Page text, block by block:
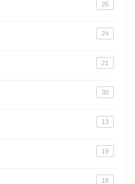
26
24
21
30
13
19
18